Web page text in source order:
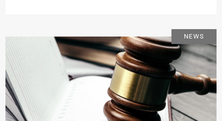
können, ist Gegenstand der kommunalen
Wärmeplanung, die alle Kommunen vornehmen
müssen. Einige Kommunen […]
NEWS